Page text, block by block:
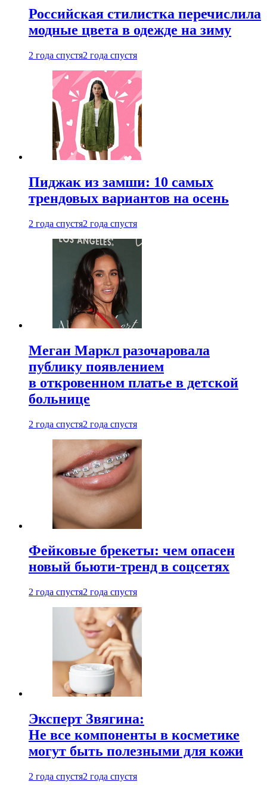
Российская стилистка перечислила
модные цвета в одежде на зиму
2 года спустя2 года спустя
Пиджак из замши: 10 самых
трендовых вариантов на осень
2 года спустя2 года спустя
Меган Маркл разочаровала
публику появлением
в откровенном платье в детской
больнице
2 года спустя2 года спустя
Фейковые брекеты: чем опасен
новый бьюти-тренд в соцсетях
2 года спустя2 года спустя
Эксперт Звягина:
Не все компоненты в косметике
могут быть полезными для кожи
2 года спустя2 года спустя